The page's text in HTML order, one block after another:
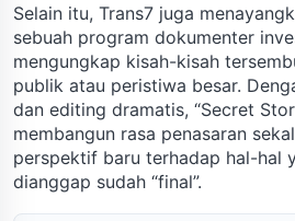
Selain itu, Trans7 juga
sebuah program dokumenter
mengungkap kisah-kisah
publik atau peristiwa besar.
dan editing dramatis, “Secret
membangun rasa penasaran
perspektif baru terhadap hal-hal
dianggap sudah “final”.